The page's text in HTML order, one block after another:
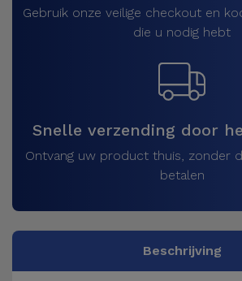
Gebruik onze veilige checkout en
die u nodig hebt
Snelle verzending door
Ontvang uw product thuis, zonder
betalen
Beschrijving